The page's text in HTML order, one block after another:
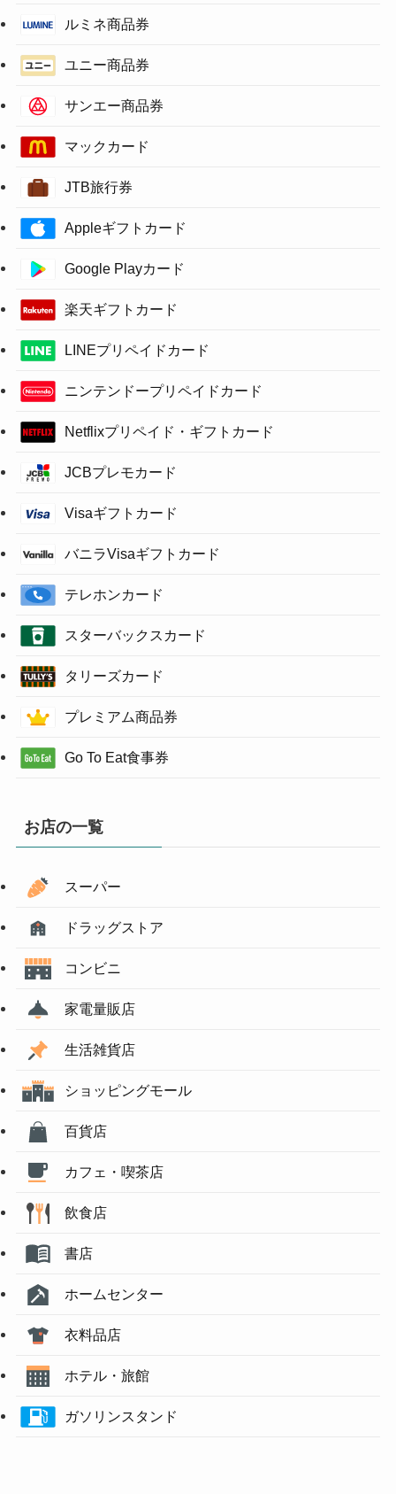
ルミネ商品券
ユニー商品券
サンエー商品券
マックカード
JTB旅行券
Appleギフトカード
Google Playカード
楽天ギフトカード
LINEプリペイドカード
ニンテンドープリペイドカード
Netflixプリペイド・ギフトカード
JCBプレモカード
Visaギフトカード
バニラVisaギフトカード
テレホンカード
スターバックスカード
タリーズカード
プレミアム商品券
Go To Eat食事券
お店の一覧
スーパー
ドラッグストア
コンビニ
家電量販店
生活雑貨店
ショッピングモール
百貨店
カフェ・喫茶店
飲食店
書店
ホームセンター
衣料品店
ホテル・旅館
ガソリンスタンド